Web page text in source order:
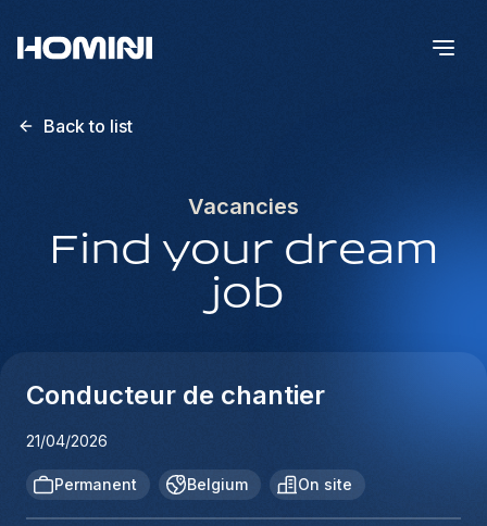
Back to list
Vacancies
Find your dream
job
Conducteur de chantier
21/04/2026
Permanent Belgium On site